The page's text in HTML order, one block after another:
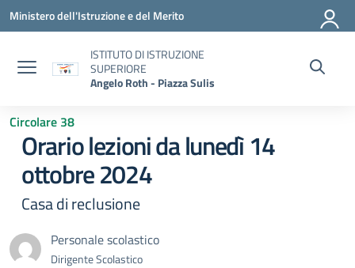
Vai ai contenuti
Vai al menu di navigazione
Vai al footer
Ministero dell'Istruzione e del Merito
ISTITUTO DI ISTRUZIONE
SUPERIORE
Angelo Roth - Piazza Sulis
Circolare 38
Orario lezioni da lunedì 14
ottobre 2024
Casa di reclusione
Personale scolastico
Dirigente Scolastico